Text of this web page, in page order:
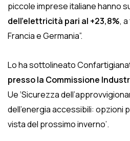
piccole imprese italiane hanno
dell’elettricità pari al +23,8%,
Francia e Germania”.
Lo ha sottolineato
presso la Commissione
Ue ‘Sicurezza
dell’energia accessibili: opzioni
vista del prossimo inverno’.